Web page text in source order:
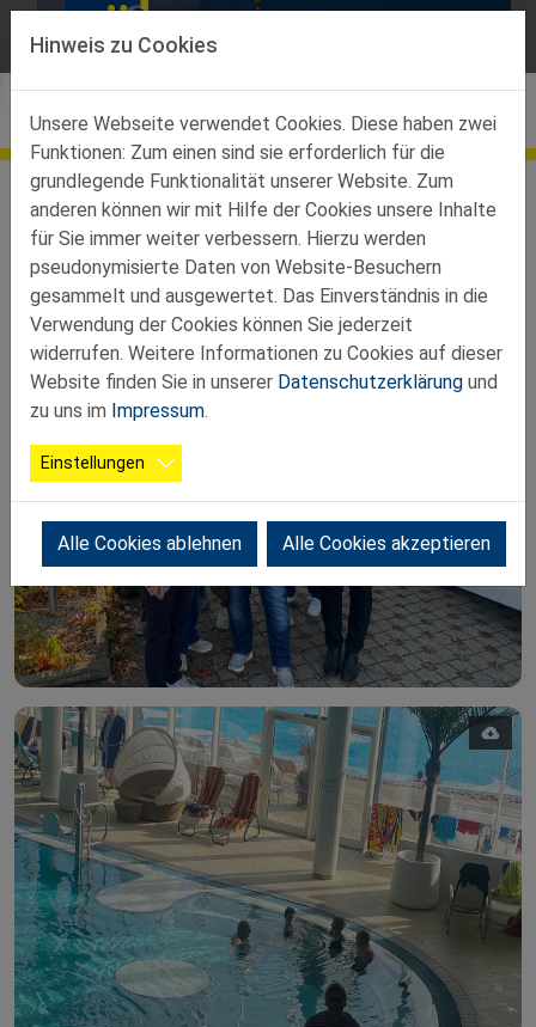
Direkt zur Hauptnavigation springen
Direkt zum Inhalt springen
Bildergalerien
Teilbezirke
Ortsgruppen Teilbez. Ybbs St.Martin Karlsbach Galerie
20251021 Geinberg2
Hinweis zu Cookies
Unsere Webseite verwendet Cookies. Diese haben zwei
Funktionen: Zum einen sind sie erforderlich für die
grundlegende Funktionalität unserer Website. Zum
anderen können wir mit Hilfe der Cookies unsere Inhalte
für Sie immer weiter verbessern. Hierzu werden
pseudonymisierte Daten von Website-Besuchern
gesammelt und ausgewertet. Das Einverständnis in die
Verwendung der Cookies können Sie jederzeit
widerrufen. Weitere Informationen zu Cookies auf dieser
Website finden Sie in unserer Datenschutzerklärung und
zu uns im Impressum.
Einstellungen
Alle Cookies ablehnen Alle Cookies akzeptieren